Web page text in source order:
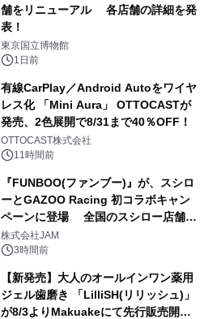
舗をリニューアル 各店舗の詳細を発
表！
東京国立博物館
1日前
有線CarPlay／Android Autoをワイヤ
レス化 「Mini Aura」 OTTOCASTが
発売、2色展開で8/31まで40％OFF！
OTTOCAST株式会社
11時間前
『FUNBOO(ファンブー)』が、スシロ
ーとGAZOO Racing 初コラボキャン
ペーンに登場 全国のスシロー店舗で
GR 4車種の FUNBOO(ミニカー)付き
メニューが展開されます
株式会社JAM
3時間前
【新発売】大人のオールインワン薬用
ジェル歯磨き 「LilliSH(リリッシュ)」
が8/3よりMakuakeにて先行販売開